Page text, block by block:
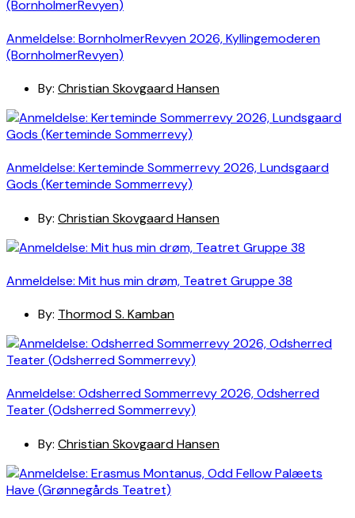
Anmeldelse: BornholmerRevyen 2026, Kyllingemoderen
(BornholmerRevyen)
By: Christian Skovgaard Hansen
Anmeldelse: Kerteminde Sommerrevy 2026, Lundsgaard
Gods (Kerteminde Sommerrevy)
By: Christian Skovgaard Hansen
Anmeldelse: Mit hus min drøm, Teatret Gruppe 38
By: Thormod S. Kamban
Anmeldelse: Odsherred Sommerrevy 2026, Odsherred
Teater (Odsherred Sommerrevy)
By: Christian Skovgaard Hansen